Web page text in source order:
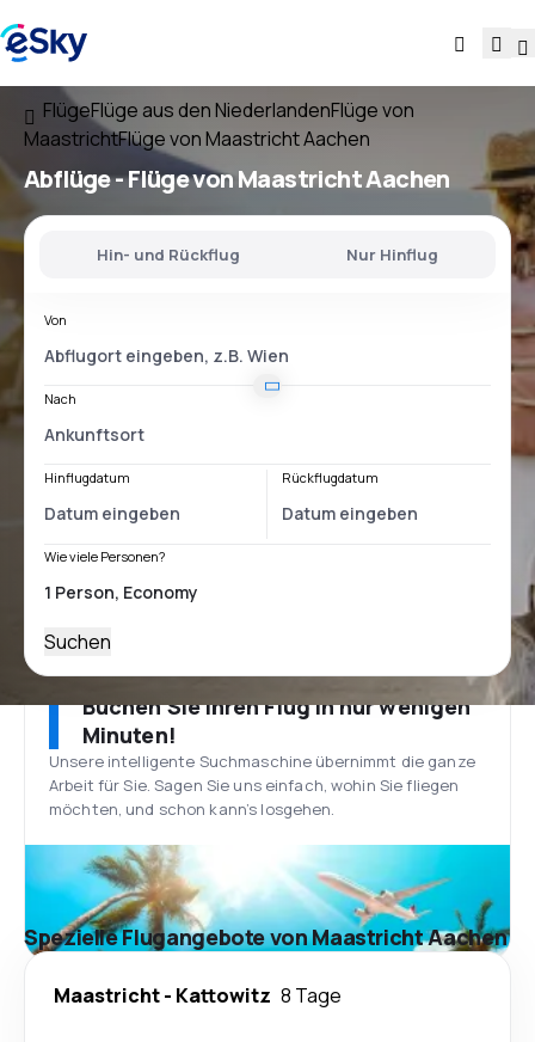
FlügeFlüge aus den NiederlandenFlüge von
MaastrichtFlüge von Maastricht Aachen
Abflüge - Flüge vonMaastricht Aachen
Hin- und Rückflug Nur Hinflug
Von
Nach
Hinflugdatum Rückflugdatum
Wie viele Personen?
Suchen
Buchen Sie Ihren Flug in nur wenigen
Minuten!
Unsere intelligente Suchmaschine übernimmt die ganze
Arbeit für Sie. Sagen Sie uns einfach, wohin Sie fliegen
möchten, und schon kann’s losgehen.
Spezielle Flugangebote von Maastricht Aachen
Maastricht- Kattowitz 8 Tage